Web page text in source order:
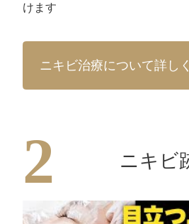
けます
ニキビ治療について詳し
ニキビ